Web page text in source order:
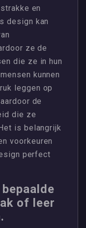
en
design kan
ze de
die ze in hun
kunnen
leggen op
de
die ze
is belangrijk
voorkeuren
perfect
of leer